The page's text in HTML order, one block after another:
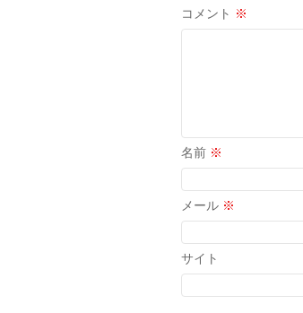
コメント ※
名前 ※
メール ※
サイト